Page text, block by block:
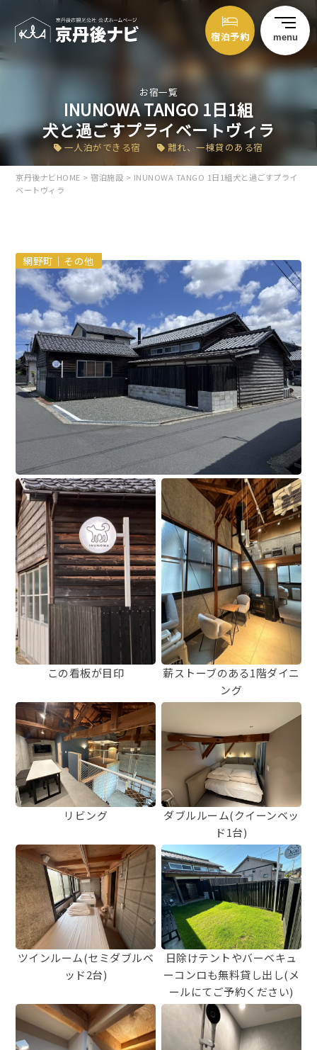
宿泊予約 menu
お宿一覧
INUNOWA TANGO 1日1組
犬と過ごすプライベートヴィラ
一人泊ができる宿 離れ、一棟貸のある宿
京丹後ナビHOME >宿泊施設 > INUNOWA TANGO 1日1組犬と過ごすプライ
ベートヴィラ
網野町｜その他
この看板が目印
薪ストーブのある1階ダイニ
ング
リビング
ダブルルーム(クイーンベッ
ド1台)
ツインルーム(セミダブルベ
ッド2台)
日除けテントやバーベキュ
ーコンロも無料貸し出し(メ
ールにてご予約ください)